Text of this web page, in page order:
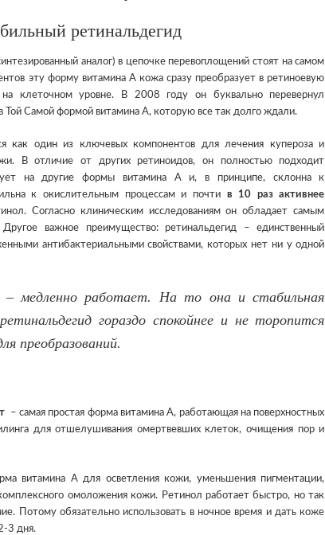
ретинальдегид
аналог) в цепочке перевоплощений стоят на самом
эту форму витамина А кожа сразу преобразует в ретиноевую
клеточном уровне. В 2008 году он буквально перевернул
Самой формой витамина А, которую все так долго ждали.
как один из ключевых компонентов для лечения купероза и
В отличие от других ретиноидов, он полностью подходит
на другие формы витамина А и, в принципе, склонна к
к окислительным процессам и почти в 10 раз активнее
Согласно клиническим исследованиям он обладает самым
важное преимущество: ретинальдегид – единственный
антибактериальными свойствами, которых нет ни у одной
– медленно работает. На то она и стабильная
гораздо спокойнее и не торопится
преобразований.
– самая простая форма витамина А, работающая на поверхностных
для отшелушивания омертвевших клеток, очищения пор и
витамина А для осветления кожи, уменьшения пигментации,
омоложения кожи. Ретинол работает быстро, но так
Потому обязательно использовать в ночное время и дать коже
3 дня.